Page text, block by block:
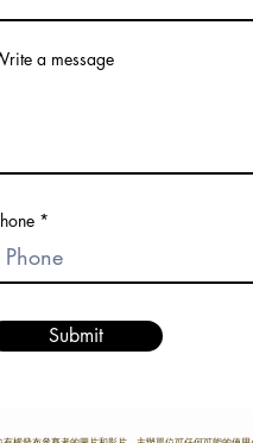
a message
Submit